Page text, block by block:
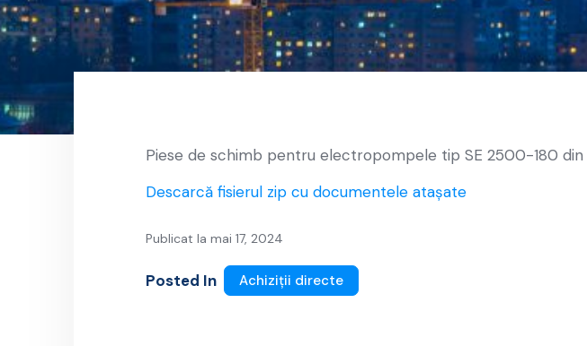
Piese de schimb pentru electropompele tip SE 2500-180 din
Descarcă fisierul zip cu documentele atașate
Publicat la mai 17, 2024
Posted In Achiziții directe